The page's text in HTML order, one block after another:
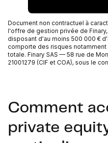
Document non contractuel à
l'offre de gestion privée de
disposant d'au moins 500 000 €
comporte des risques
totale. Finary SAS — 58 rue de
21001279 (CIF et COA), sous le
Comment
private